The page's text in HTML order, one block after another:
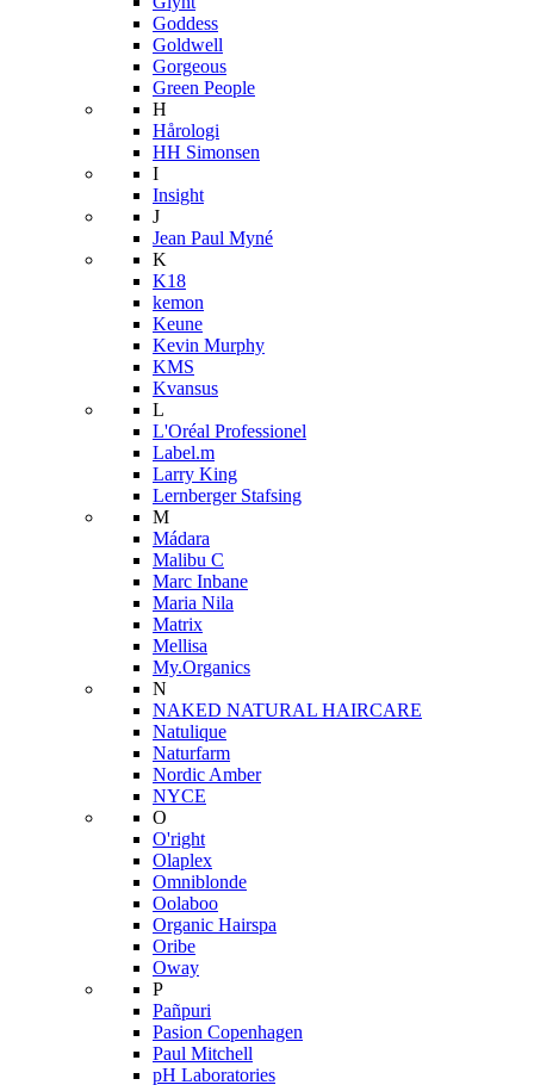
Goddess
Goldwell
Gorgeous
Green People
H
Hårologi
HH Simonsen
I
Insight
J
Jean Paul Myné
K
K18
kemon
Keune
Kevin Murphy
KMS
Kvansus
L
L'Oréal Professionel
Label.m
Larry King
Lernberger Stafsing
M
Mádara
Malibu C
Marc Inbane
Maria Nila
Matrix
Mellisa
My.Organics
N
NAKED NATURAL HAIRCARE
Natulique
Naturfarm
Nordic Amber
NYCE
O
O'right
Olaplex
Omniblonde
Oolaboo
Organic Hairspa
Oribe
Oway
P
Pañpuri
Pasion Copenhagen
Paul Mitchell
pH Laboratories